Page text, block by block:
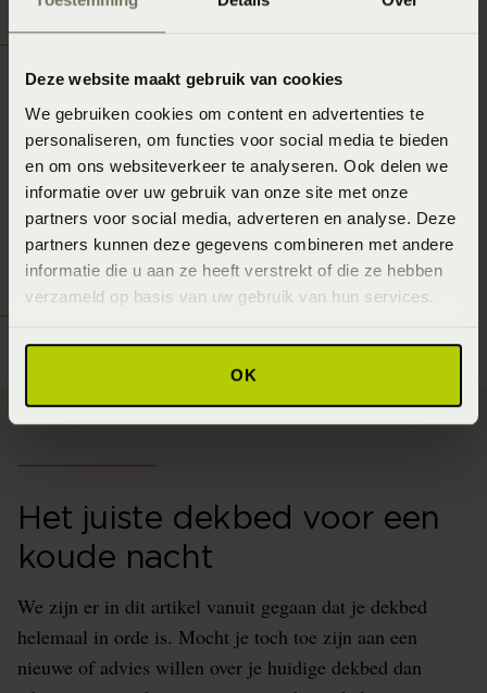
Deze website maakt gebruik van cookies
We gebruiken cookies om content en advertenties te
personaliseren, om functies voor social media te bieden
en om ons websiteverkeer te analyseren. Ook delen we
informatie over uw gebruik van onze site met onze
partners voor social media, adverteren en analyse. Deze
partners kunnen deze gegevens combineren met andere
informatie die u aan ze heeft verstrekt of die ze hebben
verzameld op basis van uw gebruik van hun services.
OK
Beddenspecialist
Huisman. De ligexpert
van Steenwijk en
omstreken!
Afspraak maken
Het juiste dekbed voor een
koude nacht
We zijn er in dit artikel vanuit gegaan dat je dekbed
helemaal in orde is. Mocht je toch toe zijn aan een
nieuwe of advies willen over je huidige dekbed dan